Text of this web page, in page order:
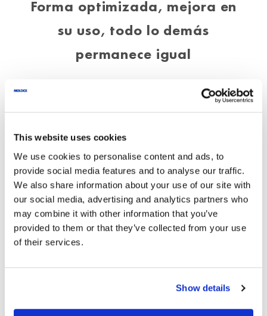
This website uses cookies
We use cookies to personalise content and ads, to
provide social media features and to analyse our traffic.
We also share information about your use of our site with
our social media, advertising and analytics partners who
may combine it with other information that you’ve
provided to them or that they’ve collected from your use
of their services.
Show details
Forma optimizada, mejora en
su uso, todo lo demás
permanece igual
La protección sigue siendo excelente.
El peso sigue siendo el mismo.
Se mantiene el sistema EasyLock®.
El campo de visión sigue siendo muy bueno.
La libertad de movimiento sigue siendo la misma.
El manejo sigue siendo el mismo.